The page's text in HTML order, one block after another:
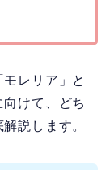
レリア」と
向けて、どち
説します。